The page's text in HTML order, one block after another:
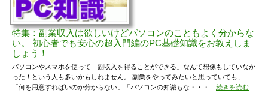
特集：副業収入は欲しいけどパソコンのこともよく分からな
い。 初心者でも安心の超入門編のPC基礎知識をお教えしま
しょう！
パソコンやスマホを使って「副収入を得ることができる」なんて想像もしていなか
った！という人も多いかもしれません。 副業をやってみたいと思っていても、
「何を用意すればいのか分からない」「パソコンの知識もな・・・ 続きを読む